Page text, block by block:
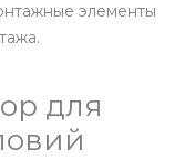
элементы
для